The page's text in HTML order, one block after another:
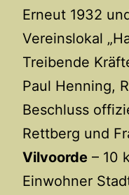
Erneut 1932
Vereinslokal
Treibende
Paul Henning,
Beschluss
Rettberg und
Vilvoorde – 10
Einwohner